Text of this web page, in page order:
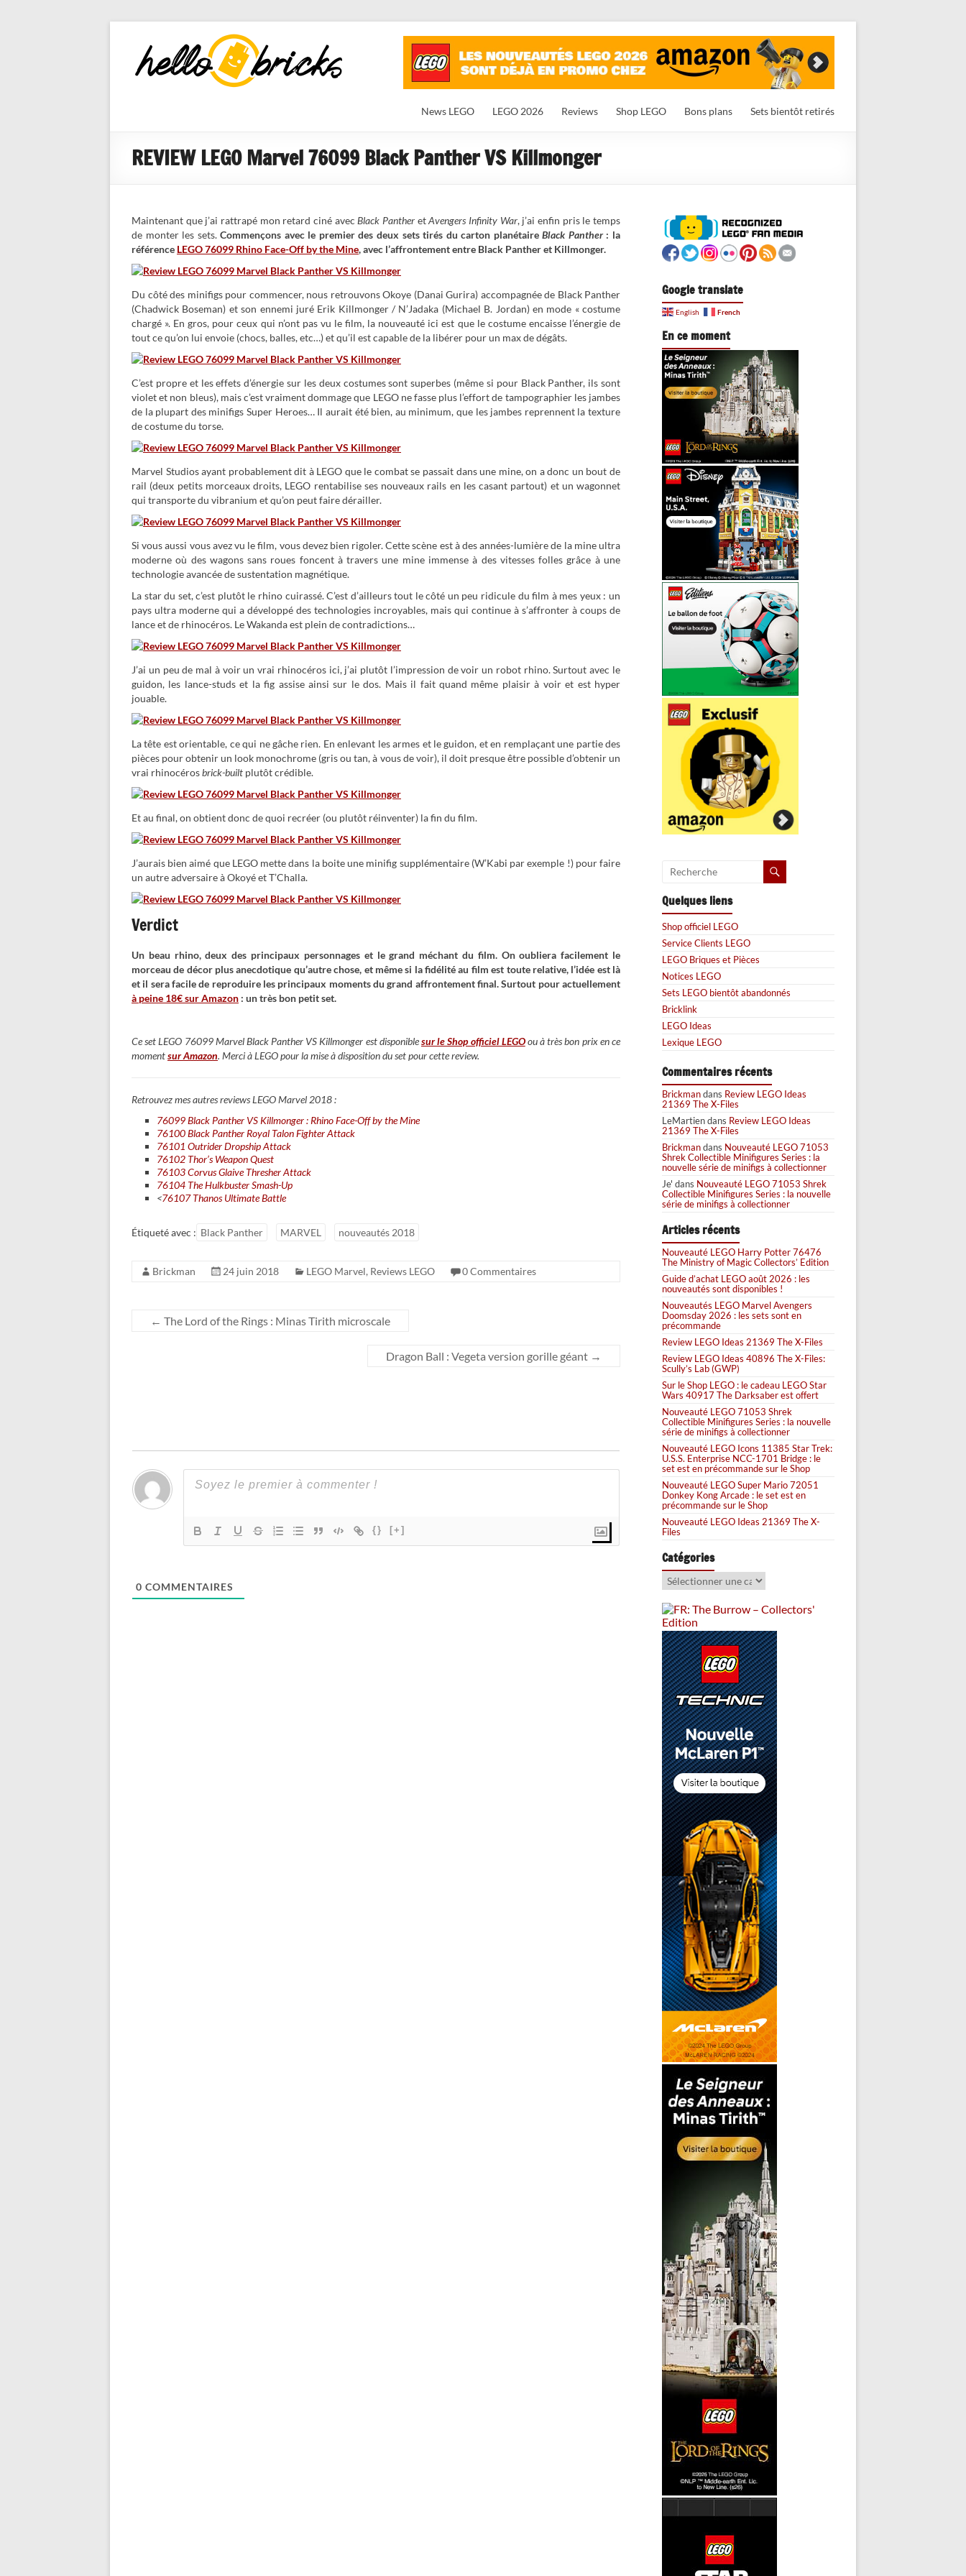
HelloBricks
Blog LEGO,
nouveaut�s
News LEGO LEGO 2026 Reviews Shop LEGO Bons plans Sets bientôt retirés
REVIEW LEGO Marvel 76099 Black Panther VS Killmonger
Maintenant que j’ai rattrapé mon retard ciné avecBlack Panther etAvengers Infinity War, j’ai enfin pris le temps
de monter les sets.Commençons avec le premier des deux sets tirés du carton planétaireBlack Panther: la
référence LEGO 76099 Rhino Face-Off by the Mine, avec l’affrontement entre Black Panther et Killmonger.
Du côté des minifigs pour commencer, nous retrouvons Okoye (Danai Gurira) accompagnée de Black Panther
(Chadwick Boseman) et son ennemi juré Erik Killmonger / N’Jadaka (Michael B. Jordan) en mode « costume
chargé ». En gros, pour ceux qui n’ont pas vu le film, la nouveauté ici est que le costume encaisse l’énergie de
tout ce qu’on lui envoie (chocs, balles, etc…) et qu’il est capable de la libérer pour un max de dégâts.
C’est propre et les effets d’énergie sur les deux costumes sont superbes (même si pour Black Panther, ils sont
violet et non bleus), mais c’est vraiment dommage que LEGO ne fasse plus l’effort de tampographier les jambes
de la plupart des minifigs Super Heroes… Il aurait été bien, au minimum, que les jambes reprennent la texture
de costume du torse.
Marvel Studios ayant probablement dit à LEGO que le combat se passait dans une mine, on a donc un bout de
rail (deux petits morceaux droits, LEGO rentabilise ses nouveaux rails en les casant partout) et un wagonnet
qui transporte du vibranium et qu’on peut faire dérailler.
Si vous aussi vous avez vu le film, vous devez bien rigoler. Cette scène est à des années-lumière de la mine ultra
moderne où des wagons sans roues foncent à travers une mine immense à des vitesses folles grâce à une
technologie avancée de sustentation magnétique.
La star du set, c’est plutôt le rhino cuirassé. C’est d’ailleurs tout le côté un peu ridicule du film à mes yeux : un
pays ultra moderne qui a développé des technologies incroyables, mais qui continue à s’affronter à coups de
lance et de rhinocéros. Le Wakanda est plein de contradictions…
J’ai un peu de mal à voir un vrai rhinocéros ici, j’ai plutôt l’impression de voir un robot rhino. Surtout avec le
guidon, les lance-studs et la fig assise ainsi sur le dos. Mais il fait quand même plaisir à voir et est hyper
jouable.
La tête est orientable, ce qui ne gâche rien. En enlevant les armes et le guidon, et en remplaçant une partie des
pièces pour obtenir un look monochrome (gris ou tan, à vous de voir), il doit presque être possible d’obtenir un
vrai rhinocérosbrick-built plutôt crédible.
Et au final, on obtient donc de quoi recréer (ou plutôt réinventer) la fin du film.
J’aurais bien aimé que LEGO mette dans la boite une minifig supplémentaire (W’Kabi par exemple !) pour faire
un autre adversaire à Okoyé et T’Challa.
Verdict
Un beau rhino, deux des principaux personnages et le grand méchant du film. On oubliera facilement le
morceau de décor plus anecdotique qu’autre chose, et même si la fidélité au film est toute relative, l’idée est là
et il sera facile de reproduire les principaux moments du grand affrontement final. Surtout pour actuellement
à peine 18€ sur Amazon : un très bon petit set.
Ce set LEGO 76099 Marvel Black Panther VS Killmonger est disponiblesur le Shop officiel LEGOou à très bon prix en ce
momentsur Amazon. Merci à LEGO pour la mise à disposition du set pour cette review.
Retrouvez mes autres reviews LEGO Marvel 2018 :
76099 Black Panther VS Killmonger : Rhino Face-Off by the Mine
76100 Black Panther Royal Talon Fighter Attack
76101 Outrider Dropship Attack
76102 Thor’s Weapon Quest
76103 Corvus Glaive Thresher Attack
76104 The Hulkbuster Smash-Up
<76107 Thanos Ultimate Battle
Étiqueté avec : Black Panther MARVEL nouveautés 2018
Brickman 24 juin 2018 LEGO Marvel, Reviews LEGO 0 Commentaires
← The Lord of the Rings : Minas Tirith microscale
Dragon Ball : Vegeta version gorille géant →
{} [+]
0 COMMENTAIRES
Google translate
English French
En ce moment
Quelques liens
Shop officiel LEGO
Service Clients LEGO
LEGO Briques et Pièces
Notices LEGO
Sets LEGO bientôt abandonnés
Bricklink
LEGO Ideas
Lexique LEGO
Commentaires récents
Brickmandans Review LEGO Ideas
21369 The X-Files
LeMartiendans Review LEGO Ideas
21369 The X-Files
Brickmandans Nouveauté LEGO 71053
Shrek Collectible Minifigures Series : la
nouvelle série de minifigs à collectionner
Je' dans Nouveauté LEGO 71053 Shrek
Collectible Minifigures Series : la nouvelle
série de minifigs à collectionner
Articles récents
Nouveauté LEGO Harry Potter 76476
The Ministry of Magic Collectors’ Edition
Guide d’achat LEGO août 2026 : les
nouveautés sont disponibles !
Nouveautés LEGO Marvel Avengers
Doomsday 2026 : les sets sont en
précommande
Review LEGO Ideas 21369 The X-Files
Review LEGO Ideas 40896 The X-Files:
Scully’s Lab (GWP)
Sur le Shop LEGO : le cadeau LEGO Star
Wars 40917 The Darksaber est offert
Nouveauté LEGO 71053 Shrek
Collectible Minifigures Series : la nouvelle
série de minifigs à collectionner
Nouveauté LEGO Icons 11385 Star Trek:
U.S.S. Enterprise NCC-1701 Bridge : le
set est en précommande sur le Shop
Nouveauté LEGO Super Mario 72051
Donkey Kong Arcade : le set est en
précommande sur le Shop
Nouveauté LEGO Ideas 21369 The X-
Files
Catégories
Catégories